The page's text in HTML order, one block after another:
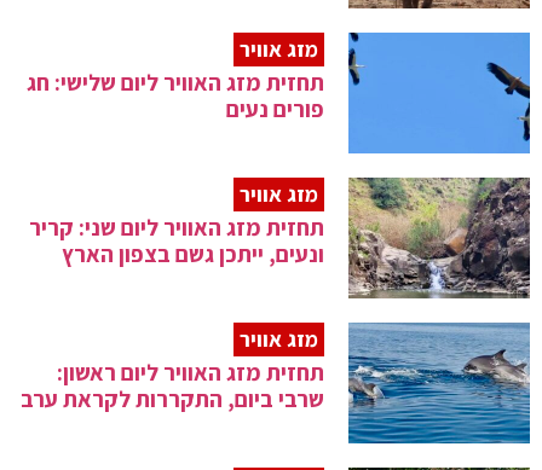
מזג אוויר
תחזית מזג האוויר ליום שלישי: חג
פורים נעים
מזג אוויר
תחזית מזג האוויר ליום שני: קריר
ונעים, ייתכן גשם בצפון הארץ
מזג אוויר
תחזית מזג האוויר ליום ראשון:
שרבי ביום, התקררות לקראת ערב